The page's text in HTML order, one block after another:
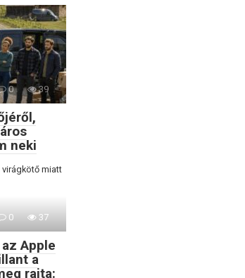
0 39
neki
miatt
0 37
Apple
a
rajta: